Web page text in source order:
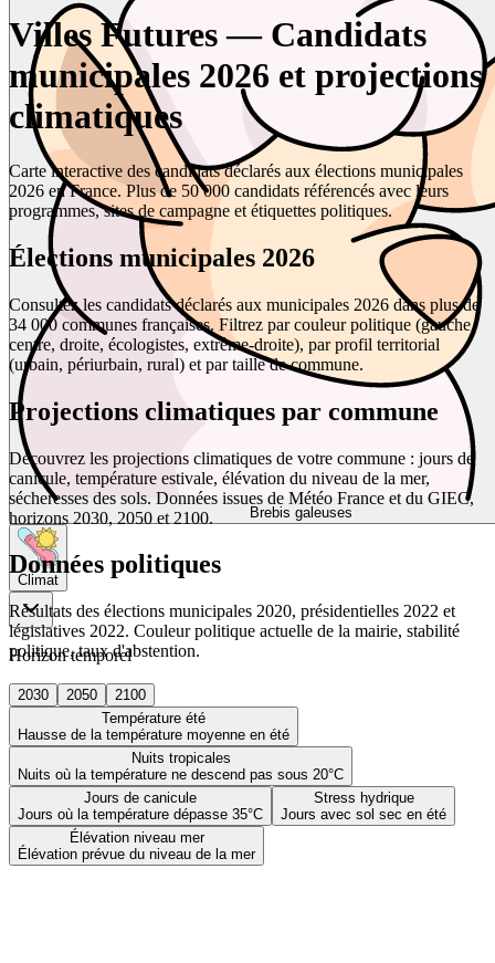
Brebis galeuses
Climat
Horizon temporel
2030 2050
2100
Température été
Hausse de la température moyenne en été
Nuits tropicales
Nuits où la température ne descend pas sous 20°C
Jours de canicule
Jours où la température dépasse 35°C
Stress hydrique
Jours avec sol sec en été
Élévation niveau mer
Élévation prévue du niveau de la mer
Villes Futures — Candidats
municipales 2026 et projections
climatiques
Carte interactive des candidats déclarés aux élections municipales
2026 en France. Plus de 50 000 candidats référencés avec leurs
programmes, sites de campagne et étiquettes politiques.
Élections municipales 2026
Consultez les candidats déclarés aux municipales 2026 dans plus de
34 000 communes françaises. Filtrez par couleur politique (gauche,
centre, droite, écologistes, extrême-droite), par profil territorial
(urbain, périurbain, rural) et par taille de commune.
Projections climatiques par commune
Découvrez les projections climatiques de votre commune : jours de
canicule, température estivale, élévation du niveau de la mer,
sécheresses des sols. Données issues de Météo France et du GIEC,
horizons 2030, 2050 et 2100.
Données politiques
Résultats des élections municipales 2020, présidentielles 2022 et
législatives 2022. Couleur politique actuelle de la mairie, stabilité
politique, taux d'abstention.